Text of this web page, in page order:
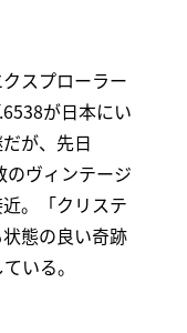
スプローラー
が日本にい
が、先日
のヴィンテージ
。「クリステ
態の良い奇跡
いる。